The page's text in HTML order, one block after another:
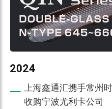
2024
上海鑫通汇携手常州
收购宁波尤利卡公司